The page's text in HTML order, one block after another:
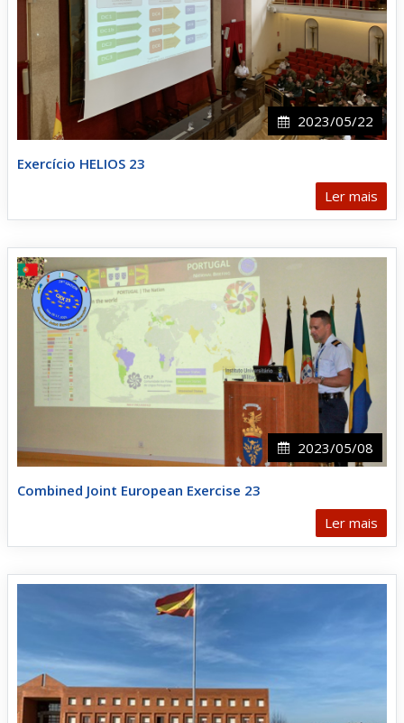
2023/05/22
Exercício HELIOS 23
Ler mais
2023/05/08
Combined Joint European Exercise 23
Ler mais